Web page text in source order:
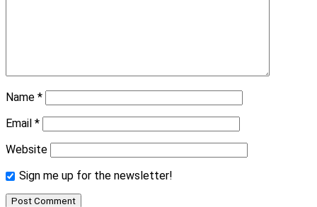
Name *
Email *
Website
Sign me up for the newsletter!